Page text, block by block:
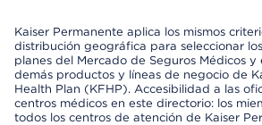
Kaiser Permanente aplica los mismos
distribución geográfica para seleccionar
planes del Mercado de Seguros Médicos
demás productos y líneas de negocio de
Health Plan (KFHP). Accesibilidad a las
centros médicos en este directorio: los
todos los centros de atención de Kaiser